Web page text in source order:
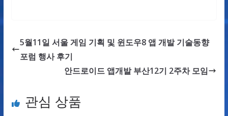
5월11일 서울 게임 기획 및 윈도우8 앱 개발 기술동향
포럼 행사 후기
안드로이드 앱개발 부산12기 2주차 모임
관심 상품